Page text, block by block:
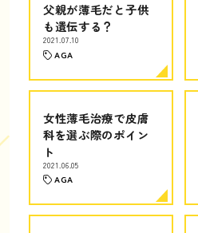
父親が薄毛だと子供
も遺伝する？
2021.07.10
AGA
女性薄毛治療で皮膚
科を選ぶ際のポイン
ト
2021.06.05
AGA